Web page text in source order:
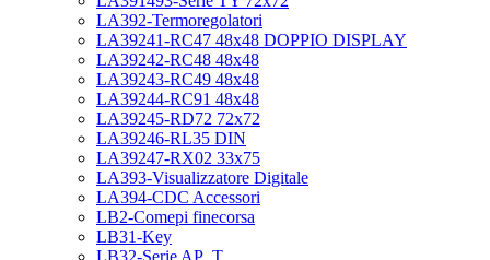
LA392-Termoregolatori
LA39241-RC47 48x48 DOPPIO DISPLAY
LA39242-RC48 48x48
LA39243-RC49 48x48
LA39244-RC91 48x48
LA39245-RD72 72x72
LA39246-RL35 DIN
LA39247-RX02 33x75
LA393-Visualizzatore Digitale
LA394-CDC Accessori
LB2-Comepi finecorsa
LB31-Key
LB32-Serie AP_T